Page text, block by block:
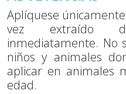
Aplíquese
vez extraído
inmediatamente. No
niños y animales
aplicar en animales
edad.